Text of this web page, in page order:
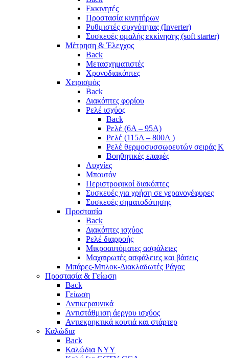
Εκκινητές
Προστασία κινητήρων
Ρυθμιστές συχνότητας (Inverter)
Συσκευές ομαλής εκκίνησης (soft starter)
Μέτρηση & Έλεγχος
Back
Μετασχηματιστές
Χρονοδιακόπτες
Χειρισμός
Back
Διακόπτες φορίου
Ρελέ ισχύος
Back
Ρελέ (6A – 95A)
Ρελέ (115A – 800A )
Ρελέ θερμοσυσσωρευτών σειράς Κ
Βοηθητικές επαφές
Λυχνίες
Μπουτόν
Περιστροφικοί διακόπτες
Συσκευές για χρήση σε γερανογέφυρες
Συσκευές σηματοδότησης
Προστασία
Back
Διακόπτες ισχύος
Ρελέ διαρροής
Μικροαυτόματες ασφάλειες
Μαχαιρωτές ασφάλειες και βάσεις
Μπάρες-Μπλοκ-Διακλαδωτές Ράγας
Προστασία & Γείωση
Back
Γείωση
Αντικεραυνικά
Αντιστάθμιση άεργου ισχύος
Αντιεκρηκτικά κουτιά και στάρτερ
Καλώδια
Back
Καλώδια NYY